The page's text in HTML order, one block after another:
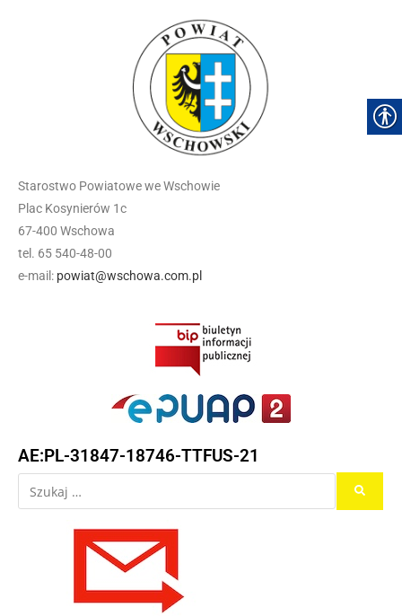
Starostwo Powiatowe we Wschowie
Plac Kosynierów 1c
67-400 Wschowa
tel. 65 540-48-00
e-mail: powiat@wschowa.com.pl
AE:PL-31847-18746-TTFUS-21